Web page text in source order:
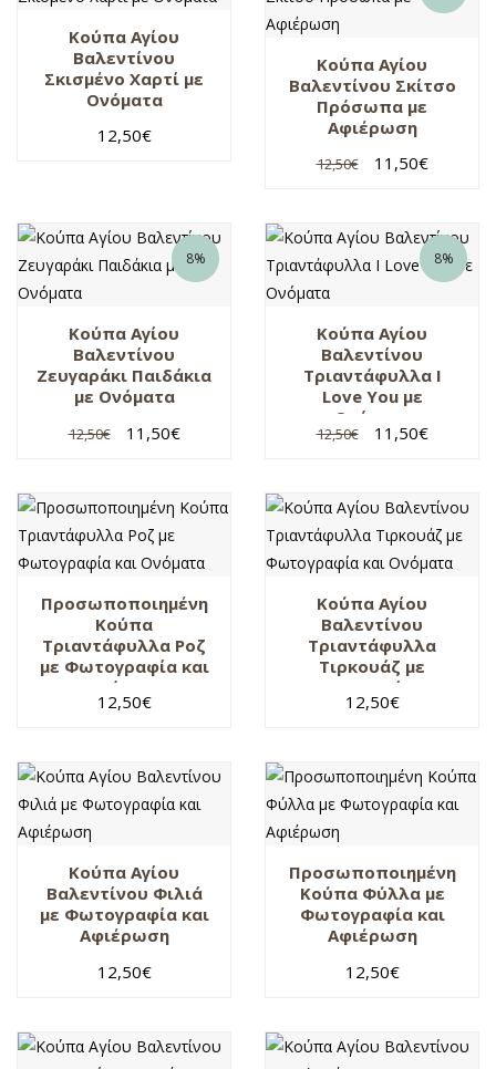
Κούπα Αγίου
Βαλεντίνου
Σκισμένο Χαρτί με
Ονόματα
12,50€
Κούπα Αγίου
Βαλεντίνου Σκίτσο
Πρόσωπα με
Αφιέρωση
12,50€ 11,50€
8%
Κούπα Αγίου
Βαλεντίνου
Ζευγαράκι Παιδάκια
με Ονόματα
12,50€ 11,50€
8%
Κούπα Αγίου
Βαλεντίνου
Τριαντάφυλλα I
Love You με
Ονόματα
12,50€ 11,50€
Προσωποποιημένη
Κούπα
Τριαντάφυλλα Ροζ
με Φωτογραφία και
Ονόματα
12,50€
Κούπα Αγίου
Βαλεντίνου
Τριαντάφυλλα
Τιρκουάζ με
Φωτογραφία και
Ονόματα
12,50€
Κούπα Αγίου
Βαλεντίνου Φιλιά
με Φωτογραφία και
Αφιέρωση
12,50€
Προσωποποιημένη
Κούπα Φύλλα με
Φωτογραφία και
Αφιέρωση
12,50€